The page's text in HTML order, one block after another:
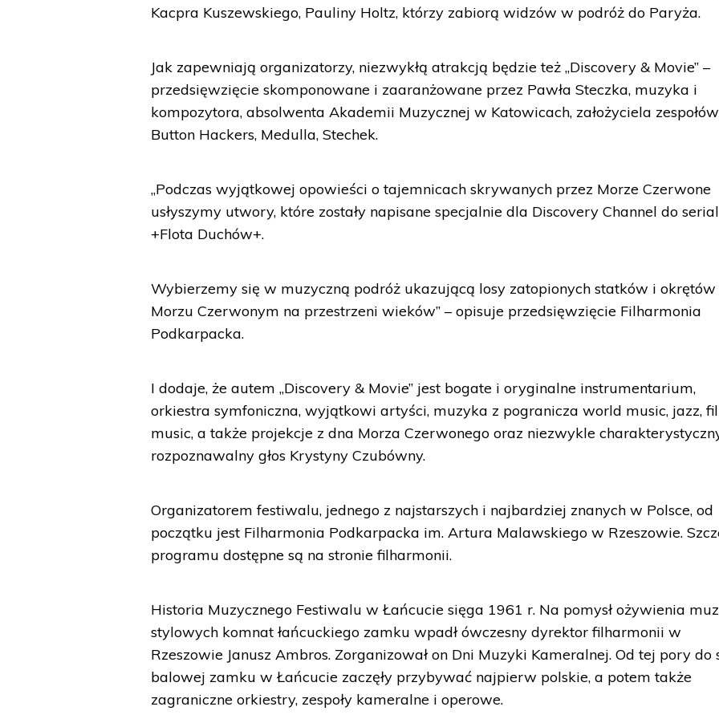
Kacpra Kuszewskiego, Pauliny Holtz, którzy zabiorą widzów w podróż do Paryża.
Jak zapewniają organizatorzy, niezwykłą atrakcją będzie też „Discovery & Movie” –
przedsięwzięcie skomponowane i zaaranżowane przez Pawła Steczka, muzyka i
kompozytora, absolwenta Akademii Muzycznej w Katowicach, założyciela zespołów
Button Hackers, Medulla, Stechek.
„Podczas wyjątkowej opowieści o tajemnicach skrywanych przez Morze Czerwone
usłyszymy utwory, które zostały napisane specjalnie dla Discovery Channel do
+Flota Duchów+.
Wybierzemy się w muzyczną podróż ukazującą losy zatopionych statków i okrętów
Morzu Czerwonym na przestrzeni wieków” – opisuje przedsięwzięcie Filharmonia
Podkarpacka.
I dodaje, że autem „Discovery & Movie” jest bogate i oryginalne instrumentarium,
orkiestra symfoniczna, wyjątkowi artyści, muzyka z pogranicza world music, jazz,
music, a także projekcje z dna Morza Czerwonego oraz niezwykle
rozpoznawalny głos Krystyny Czubówny.
Organizatorem festiwalu, jednego z najstarszych i najbardziej znanych w Polsce, od
początku jest Filharmonia Podkarpacka im. Artura Malawskiego w Rzeszowie.
programu dostępne są na stronie filharmonii.
Historia Muzycznego Festiwalu w Łańcucie sięga 1961 r. Na pomysł ożywienia
stylowych komnat łańcuckiego zamku wpadł ówczesny dyrektor filharmonii w
Rzeszowie Janusz Ambros. Zorganizował on Dni Muzyki Kameralnej. Od tej pory do
balowej zamku w Łańcucie zaczęły przybywać najpierw polskie, a potem także
zagraniczne orkiestry, zespoły kameralne i operowe.